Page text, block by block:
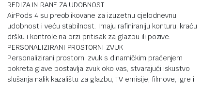
REDIZAJNIRANE ZA UDOBNOST
AirPods 4 su preoblikovane za izuzetnu cjelodnevnu
udobnost i veću stabilnost. Imaju rafiniraniju konturu, kraću
dršku i kontrole na brzi pritisak za glazbu ili pozive.
PERSONALIZIRANI PROSTORNI ZVUK
Personalizirani prostorni zvuk s dinamičkim praćenjem
pokreta glave postavlja zvuk oko vas, stvarajući iskustvo
slušanja nalik kazalištu za glazbu, TV emisije, filmove, igre i